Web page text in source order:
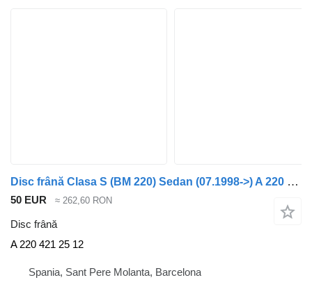
Disc frână Clasa S (BM 220) Sedan (07.1998->) A 220 421 25 12 pentru automobil Mercedes-Benz Clase S (BM 220) Berlina (07.1998->)
50 EUR ≈ 262,60 RON
Disc frână
A 220 421 25 12
Spania, Sant Pere Molanta, Barcelona